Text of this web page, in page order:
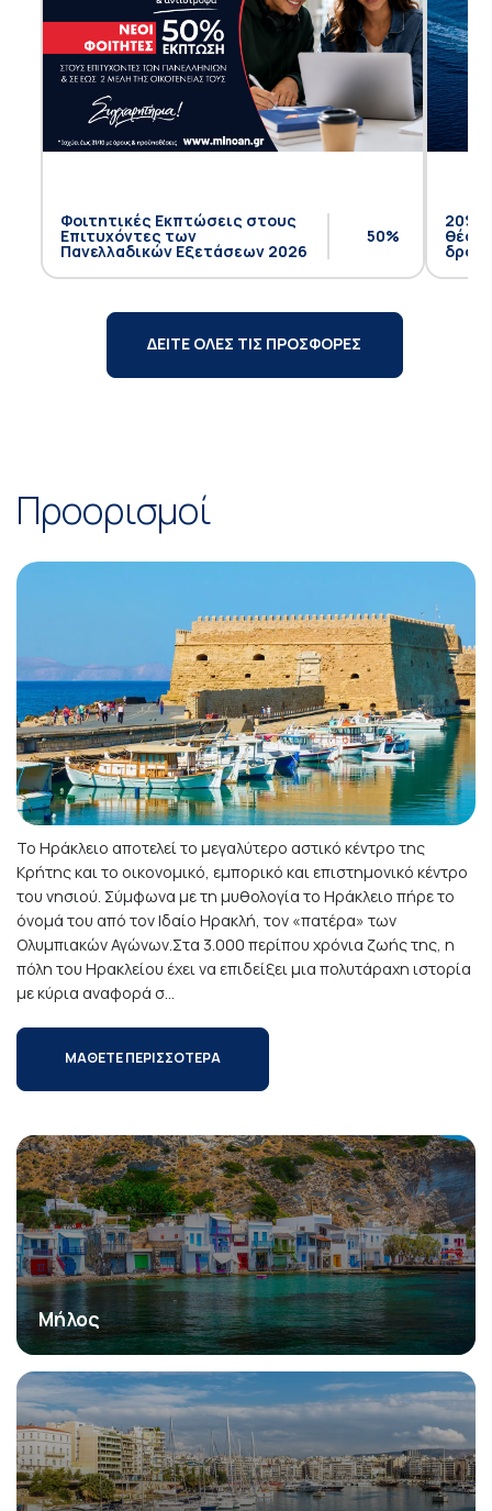
Φοιτητικές Εκπτώσεις στους
Επιτυχόντες των
Πανελλαδικών Εξετάσεων 2026
50%
20%
θέση
ΔΕΙΤΕ ΟΛΕΣ ΤΙΣ ΠΡΟΣΦΟΡΕΣ
Προορισμοί
Το Ηράκλειο αποτελεί το μεγαλύτερο αστικό κέντρο της
Κρήτης και το οικονομικό, εμπορικό και επιστημονικό κέντρο
του νησιού. Σύμφωνα με τη μυθολογία το Ηράκλειο πήρε το
όνομά του από τον Ιδαίο Ηρακλή, τον «πατέρα» των
Ολυμπιακών Αγώνων.Στα 3.000 περίπου χρόνια ζωής της, η
πόλη του Ηρακλείου έχει να επιδείξει μια πολυτάραχη ιστορία
με κύρια αναφορά σ...
ΜΑΘΕΤΕ ΠΕΡΙΣΣΟΤΕΡΑ
Μήλος